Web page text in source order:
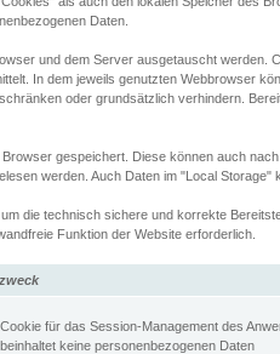
Daten.
und dem Server ausgetauscht werden.
In dem jeweils genutzten Webbrowser
oder grundsätzlich verhindern.
gespeichert. Diese können auch
werden. Auch Daten im "Local Storage"
die technisch sichere und korrekte
Funktion der Website erforderlich.
Cookie für das Session-Management des
beinhaltet keine personenbezogenen Daten